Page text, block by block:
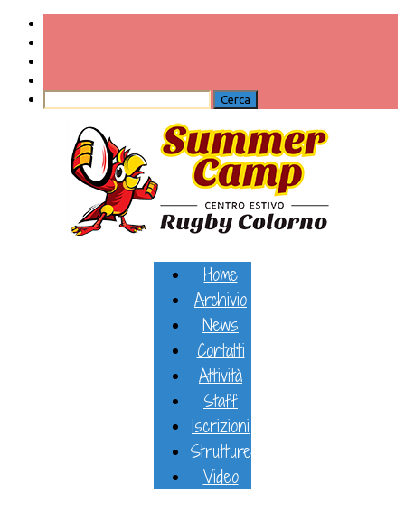
Home
Archivio
News
Contatti
Attività
Staff
Iscrizioni
Strutture
Video